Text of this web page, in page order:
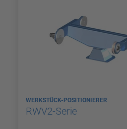
WERKSTÜCK-POSITIONIERER
RWV2-Serie